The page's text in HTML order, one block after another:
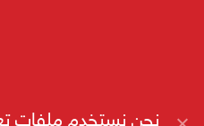
نحن نستخدم ملفات